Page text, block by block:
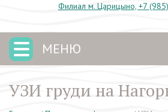
Филиал м. Царицыно, +7
МЕНЮ
УЗИ груди на